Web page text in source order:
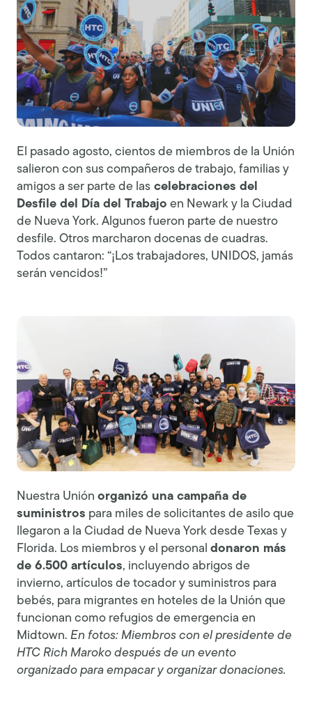
El pasado agosto, cientos de miembros de la Unión
salieron con sus compañeros de trabajo, familias y
amigos a ser parte de las celebraciones del
Desfile del Día del Trabajo en Newark y la Ciudad
de Nueva York. Algunos fueron parte de nuestro
desfile. Otros marcharon docenas de cuadras.
Todos cantaron: “¡Los trabajadores, UNIDOS, jamás
serán vencidos!”
Nuestra Unión organizó una campaña de
suministros para miles de solicitantes de asilo que
llegaron a la Ciudad de Nueva York desde Texas y
Florida. Los miembros y el personal donaron más
de 6.500 artículos, incluyendo abrigos de
invierno, artículos de tocador y suministros para
bebés, para migrantes en hoteles de la Unión que
funcionan como refugios de emergencia en
Midtown. En fotos: Miembros con el presidente de
HTC Rich Maroko después de un evento
organizado para empacar y organizar donaciones.